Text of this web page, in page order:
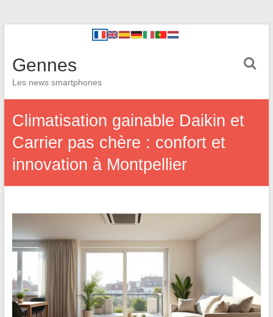
Gennes
Les news smartphones
Climatisation gainable Daikin et
Carrier pas chère : confort et
innovation à Montpellier